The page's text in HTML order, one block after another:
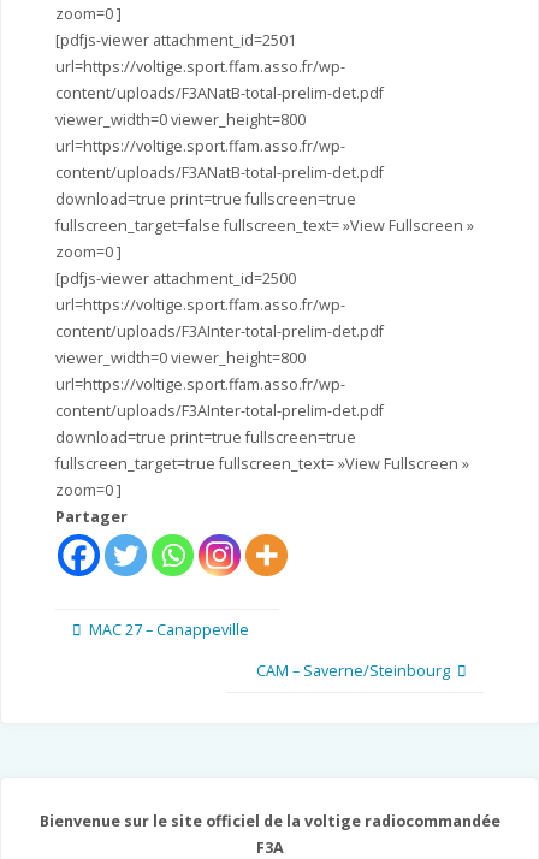
zoom=0 ]
[pdfjs-viewer attachment_id=2501
url=https://voltige.sport.ffam.asso.fr/wp-
content/uploads/F3ANatB-total-prelim-det.pdf
viewer_width=0 viewer_height=800
url=https://voltige.sport.ffam.asso.fr/wp-
content/uploads/F3ANatB-total-prelim-det.pdf
download=true print=true fullscreen=true
fullscreen_target=false fullscreen_text= »View Fullscreen »
zoom=0 ]
[pdfjs-viewer attachment_id=2500
url=https://voltige.sport.ffam.asso.fr/wp-
content/uploads/F3AInter-total-prelim-det.pdf
viewer_width=0 viewer_height=800
url=https://voltige.sport.ffam.asso.fr/wp-
content/uploads/F3AInter-total-prelim-det.pdf
download=true print=true fullscreen=true
fullscreen_target=true fullscreen_text= »View Fullscreen »
zoom=0 ]
Partager
MAC 27 – Canappeville
CAM – Saverne/Steinbourg
Bienvenue sur le site officiel de la voltige radiocommandée
F3A